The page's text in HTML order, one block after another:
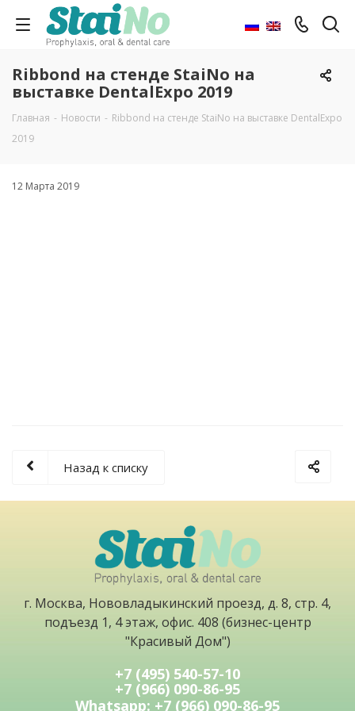
Ribbond на стенде StaiNo на
выставке DentalExpo 2019
Главная - Новости - Ribbond на стенде StaiNo на выставке DentalExpo
2019
12 Марта 2019
Назад к списку
г. Москва, Нововладыкинский проезд, д. 8, стр. 4,
подъезд 1, 4 этаж, офис. 408 (бизнес-центр
"Красивый Дом")
+7 (495) 540-57-10
+7 (966) 090-86-95
Whatsapp: +7 (966) 090-86-95